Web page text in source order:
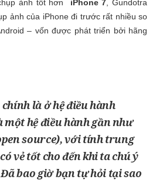
ảnh tốt hơn iPhone 7, Gundotra
ảnh của iPhone đi trước rất nhiều so
– vốn được phát triển bởi hãng
là ở hệ điều hành
hệ điều hành gần như
source), với tính trung
vẻ tốt cho đến khi ta chú ý
bao giờ bạn tự hỏi tại sao